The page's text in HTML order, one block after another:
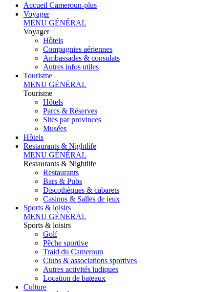
Accueil Cameroun-plus
Voyager
MENU GÉNÉRAL
Voyager
Hôtels
Compagnies aériennes
Ambassades & consulats
Autres infos utiles
Tourisme
MENU GÉNÉRAL
Tourisme
Hôtels
Parcs & Réserves
Sites par provinces
Musées
Hôtels
Restaurants & Nightlife
MENU GÉNÉRAL
Restaurants & Nightlife
Restaurants
Bars & Pubs
Discothèques & cabarets
Casinos & Salles de jeux
Sports & loisirs
MENU GÉNÉRAL
Sports & loisirs
Golf
Pêche sportive
Traid du Cameroun
Clubs & associations sportives
Autres activités ludiques
Location de bateaux
Culture